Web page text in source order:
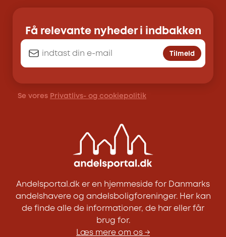
Få relevante nyheder i indbakken
Tilmeld
Se vores Privatlivs- og cookiepolitik
Andelsportal.dk er en hjemmeside for Danmarks
andelshavere og andelsboligforeninger. Her kan
de finde alle de informationer, de har eller får
brug for.
Læs mere om os →